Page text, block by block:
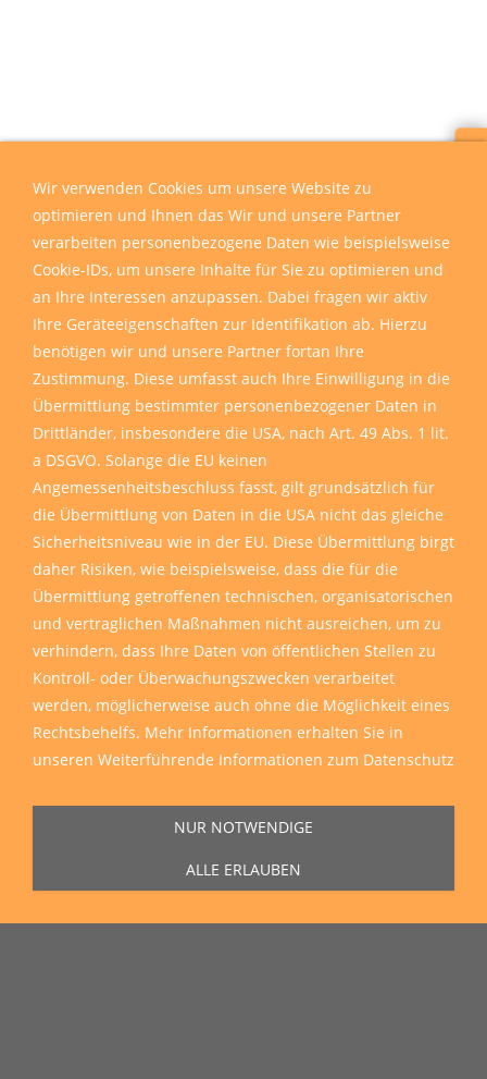
Sie erreichen uns Montag bis Freitag von 11:00 Uhr bis 16:00 Uhr unter
der Rufnummer0271 77 00 10 50in unserem Showroom in der Hagener
Straße 129, 57072 Siegen.
Wir verwenden Cookies um unsere Website zu
optimieren und Ihnen das Wir und unsere Partner
verarbeiten personenbezogene Daten wie beispielsweise
Cookie-IDs, um unsere Inhalte für Sie zu optimieren und
an Ihre Interessen anzupassen. Dabei fragen wir aktiv
Ihre Geräteeigenschaften zur Identifikation ab. Hierzu
benötigen wir und unsere Partner fortan Ihre
Zustimmung. Diese umfasst auch Ihre Einwilligung in die
Übermittlung bestimmter personenbezogener Daten in
Drittländer, insbesondere die USA, nach Art. 49 Abs. 1 lit.
a DSGVO. Solange die EU keinen
Angemessenheitsbeschluss fasst, gilt grundsätzlich für
die Übermittlung von Daten in die USA nicht das gleiche
Sicherheitsniveau wie in der EU. Diese Übermittlung birgt
daher Risiken, wie beispielsweise, dass die für die
Übermittlung getroffenen technischen, organisatorischen
und vertraglichen Maßnahmen nicht ausreichen, um zu
verhindern, dass Ihre Daten von öffentlichen Stellen zu
Kontroll- oder Überwachungszwecken verarbeitet
werden, möglicherweise auch ohne die Möglichkeit eines
Rechtsbehelfs. Mehr Informationen erhalten Sie in
unseren Weiterführende Informationen zum Datenschutz
NUR NOTWENDIGE
ALLE ERLAUBEN